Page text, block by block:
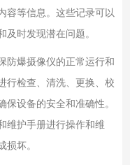
内容等信息。这些记录可以
发现潜在问题。
保防爆摄像仪的正常运行和
查、清洗、更换、校
保设备的安全和准确性。
和维护手册进行操作和维
坏。